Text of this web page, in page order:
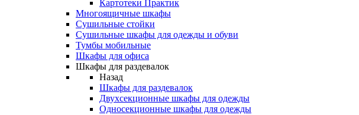
Картотеки Практик
Многоящичные шкафы
Сушильные стойки
Сушильные шкафы для одежды и обуви
Тумбы мобильные
Шкафы для офиса
Шкафы для раздевалок
Назад
Шкафы для раздевалок
Двухсекционные шкафы для одежды
Односекционные шкафы для одежды